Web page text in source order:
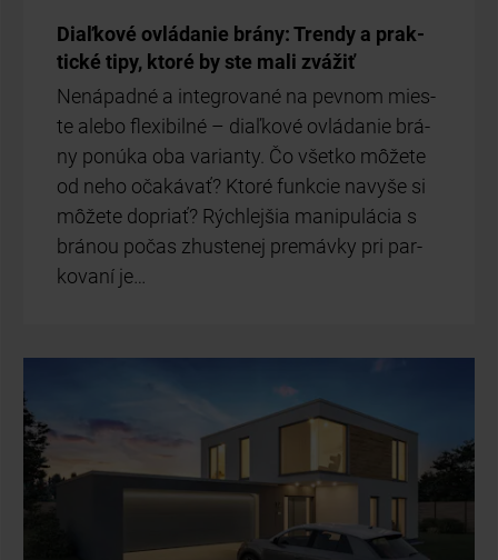
Diaľ­ko­vé ovlá­da­nie brá­ny: Tren­dy a prak­
tic­ké tipy, kto­ré by ste mali zvá­žiť
Ne­ná­pad­né a in­teg­ro­va­né na pev­nom mies­
te ale­bo fle­xi­bil­né – diaľ­ko­vé ovlá­da­nie brá­
ny po­nú­ka oba va­rian­ty. Čo všet­ko mô­že­te
od neho oča­ká­vať? Kto­ré fun­kcie na­vy­še si
mô­že­te do­priať? Rých­lej­šia ma­ni­pu­lá­cia s
brá­nou po­čas zhus­te­nej pre­máv­ky pri par­
ko­va­ní je…